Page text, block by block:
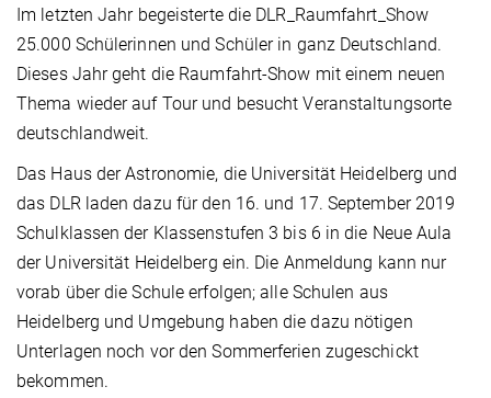
Im letzten Jahr begeisterte die DLR_Raumfahrt_Show
25.000 Schülerinnen und Schüler in ganz Deutschland.
Dieses Jahr geht die Raumfahrt-Show mit einem neuen
Thema wieder auf Tour und besucht Veranstaltungsorte
deutschlandweit.
Das Haus der Astronomie, die Universität Heidelberg und
das DLR laden dazu für den 16. und 17. September 2019
Schulklassen der Klassenstufen 3 bis 6 in die Neue Aula
der Universität Heidelberg ein. Die Anmeldung kann nur
vorab über die Schule erfolgen; alle Schulen aus
Heidelberg und Umgebung haben die dazu nötigen
Unterlagen noch vor den Sommerferien zugeschickt
bekommen.